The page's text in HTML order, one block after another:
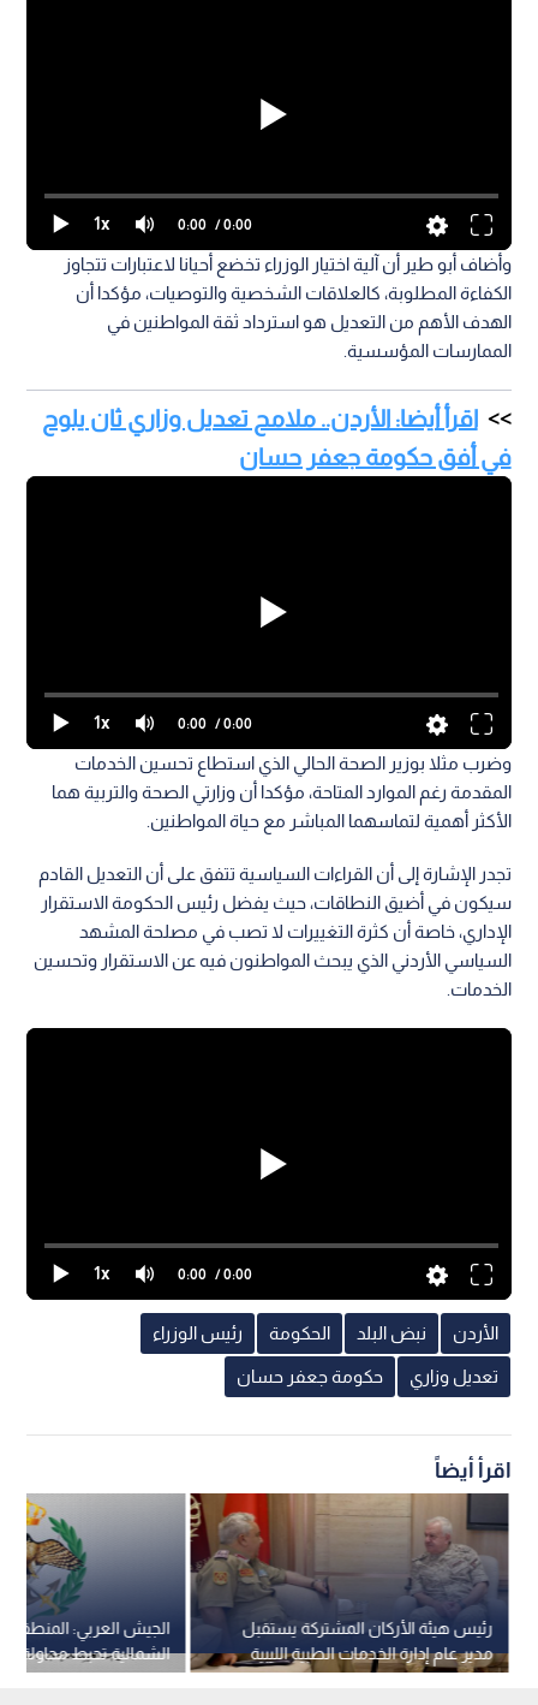
1x 0:00 / 0:00
وأضاف أبو طير أن آلية اختيار الوزراء تخضع أحيانا لاعتبارات تتجاوز
الكفاءة المطلوبة، كالعلاقات الشخصية والتوصيات، مؤكدا أن
الهدف الأهم من التعديل هو استرداد ثقة المواطنين في
الممارسات المؤسسية.
اقرأ أيضا: الأردن.. ملامح تعديل وزاري ثان يلوح
في أفق حكومة جعفر حسان
1x 0:00 / 0:00
وضرب مثلا بوزير الصحة الحالي الذي استطاع تحسين الخدمات
المقدمة رغم الموارد المتاحة، مؤكدا أن وزارتي الصحة والتربية هما
الأكثر أهمية لتماسهما المباشر مع حياة المواطنين.
تجدر الإشارة إلى أن القراءات السياسية تتفق على أن التعديل القادم
سيكون في أضيق النطاقات، حيث يفضل رئيس الحكومة الاستقرار
الإداري، خاصة أن كثرة التغييرات لا تصب في مصلحة المشهد
السياسي الأردني الذي يبحث المواطنون فيه عن الاستقرار وتحسين
الخدمات.
1x 0:00 / 0:00
الأردن نبض البلد الحكومة رئيس الوزراء
تعديل وزاري حكومة جعفر حسان
اقرأ أيضاً
الجيش العربي: المنطقة
الشمالية تحبط محاولة
إحدى واجهاتها الحدودية
رئيس هيئة الأركان المشتركة يستقبل
مدير عام إدارة الخدمات الطبية الليبية